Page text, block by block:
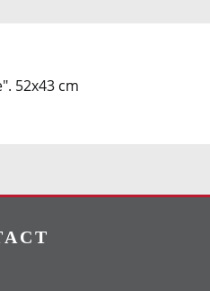
52x43 cm